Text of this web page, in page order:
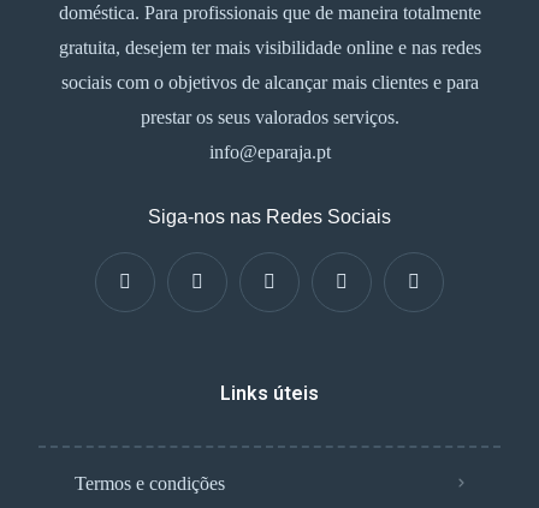
doméstica. Para profissionais que de maneira totalmente
gratuita, desejem ter mais visibilidade online e nas redes
sociais com o objetivos de alcançar mais clientes e para
prestar os seus valorados serviços.
info@eparaja.pt
Siga-nos nas Redes Sociais
Links úteis
Termos e condições